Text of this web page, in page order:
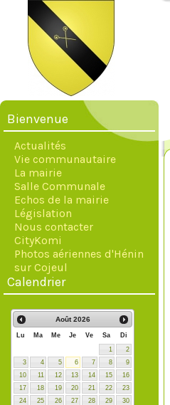
Bienvenue
Actualités
Vie communautaire
La mairie
Salle Communale
Echos de la mairie
Législation
Nous contacter
CityKomi
Photos aériennes d'Hénin
sur Cojeul
Calendrier
Août 2026
Lu Ma Me Je Ve Sa
Di
1
2
3
4 5 6 7 8
9
10
11 12 13 14 15
16
17
18 19 20 21 22
23
24
25 26 27 28 29
30